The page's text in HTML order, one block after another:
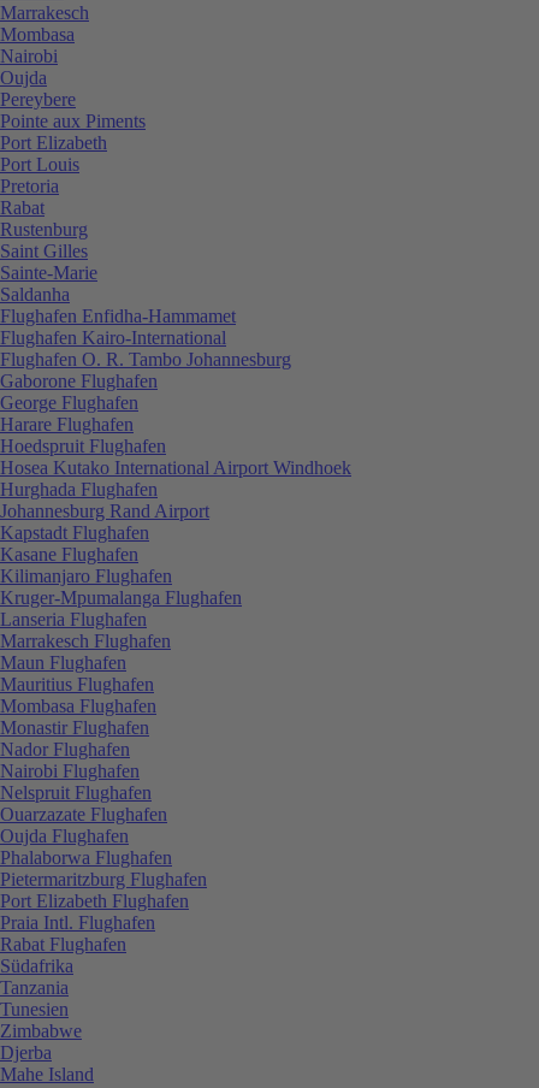
Marrakesch
Mombasa
Nairobi
Oujda
Pereybere
Pointe aux Piments
Port Elizabeth
Port Louis
Pretoria
Rabat
Rustenburg
Saint Gilles
Sainte-Marie
Saldanha
Flughafen Enfidha-Hammamet
Flughafen Kairo-International
Flughafen O. R. Tambo Johannesburg
Gaborone Flughafen
George Flughafen
Harare Flughafen
Hoedspruit Flughafen
Hosea Kutako International Airport Windhoek
Hurghada Flughafen
Johannesburg Rand Airport
Kapstadt Flughafen
Kasane Flughafen
Kilimanjaro Flughafen
Kruger-Mpumalanga Flughafen
Lanseria Flughafen
Marrakesch Flughafen
Maun Flughafen
Mauritius Flughafen
Mombasa Flughafen
Monastir Flughafen
Nador Flughafen
Nairobi Flughafen
Nelspruit Flughafen
Ouarzazate Flughafen
Oujda Flughafen
Phalaborwa Flughafen
Pietermaritzburg Flughafen
Port Elizabeth Flughafen
Praia Intl. Flughafen
Rabat Flughafen
Südafrika
Tanzania
Tunesien
Zimbabwe
Djerba
Mahe Island